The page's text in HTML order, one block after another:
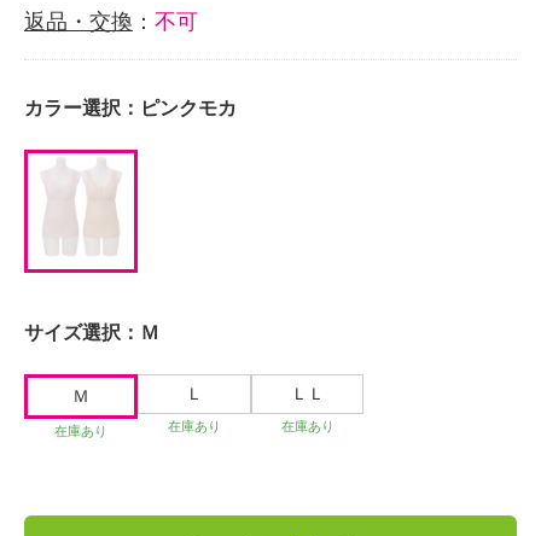
返品・交換 ： 不可
カラー選択： ピンクモカ
サイズ選択： Ｍ
Ｍ
在庫あり
Ｌ
在庫あり
ＬＬ
在庫あり